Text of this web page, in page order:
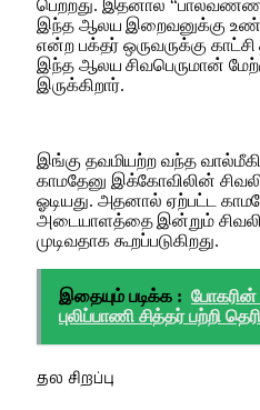
பெற்றது. இதனால்
இந்த ஆலய இறைவனுக்கு
என்ற பக்தர் ஒருவருக்கு காட்சி
இந்த ஆலய சிவபெருமான்
இருக்கிறார்.
இங்கு தவமியற்ற வந்த
காமதேனு இக்கோவிலின்
ஓடியது. அதனால் ஏற்பட்ட
அடையாளத்தை இன்றும்
முடிவதாக கூறப்படுகிறது.
இதையும் படிக்க : போகரின்
புலிப்பாணி சித்தர் பற்றி
தல சிறப்பு